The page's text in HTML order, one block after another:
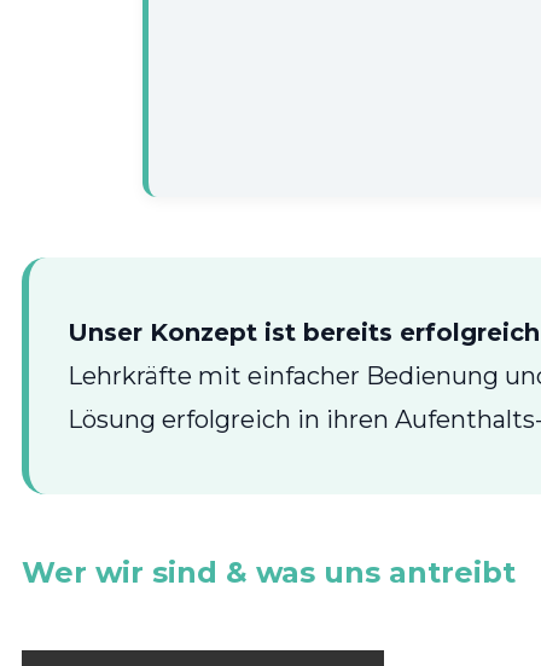
Unser Konzept ist bereits
Lehrkräfte mit einfacher Bedienung
Lösung erfolgreich in ihren
Wer wir sind & was uns antreibt